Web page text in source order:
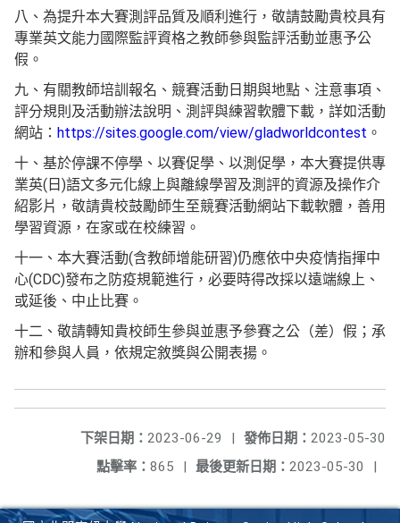
八、為提升本大賽測評品質及順利進行，敬請鼓勵貴校具有
專業英文能力國際監評資格之教師參與監評活動並惠予公
假。
九、有關教師培訓報名、競賽活動日期與地點、注意事項、
評分規則及活動辦法說明、測評與練習軟體下載，詳如活動
網站： https://sites.google.com/view/gladworldcontest 。
十、基於停課不停學、以賽促學、以測促學，本大賽提供專
業英(日)語文多元化線上與離線學習及測評的資源及操作介
紹影片，敬請貴校鼓勵師生至競賽活動網站下載軟體，善用
學習資源，在家或在校練習。
十一、本大賽活動(含教師增能研習)仍應依中央疫情指揮中
心(CDC)發布之防疫規範進行，必要時得改採以遠端線上、
或延後、中止比賽。
十二、敬請轉知貴校師生參與並惠予參賽之公（差）假；承
辦和參與人員，依規定敘獎與公開表揚。
發佈日期： 2023-05-30
下架日期： 2023-06-29
|
最後更新日期： 2023-05-30 |
點擊率： 865 |